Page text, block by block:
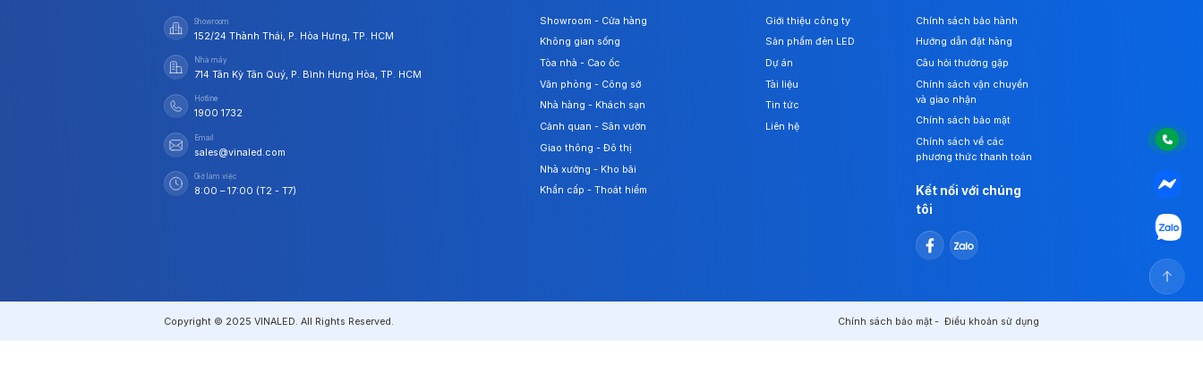
Showroom
152/24 Thành Thái, P. Hòa Hưng, TP. HCM
Nhà máy
714 Tân Kỳ Tân Quý, P. Bình Hưng Hòa, TP. HCM
Hotline
1900 1732
Email
sales@vinaled.com
Giờ làm việc
8:00 – 17:00 (T2 - T7)
Showroom - Cửa hàng
Không gian sống
Tòa nhà - Cao ốc
Văn phòng - Công sở
Nhà hàng - Khách sạn
Cảnh quan - Sân vườn
Giao thông - Đô thị
Nhà xưởng - Kho bãi
Khẩn cấp - Thoát hiểm
Giới thiệu công ty
Sản phẩm đèn LED
Dự án
Tài liệu
Tin tức
Liên hệ
Chính sách bảo hành
Hướng dẫn đặt hàng
Câu hỏi thường gặp
Chính sách vận chuyển
và giao nhận
Chính sách bảo mật
Chính sách về các
phương thức thanh toán
Kết nối với chúng
tôi
Copyright © 2025 VINALED. All Rights Reserved. Chính sách bảo mật Điều khoản sử dụng